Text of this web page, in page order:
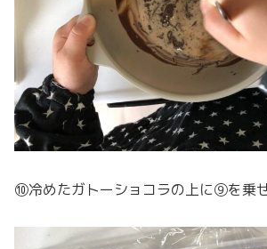
⑩冷めたガトーショコラの上に⑨を乗せ